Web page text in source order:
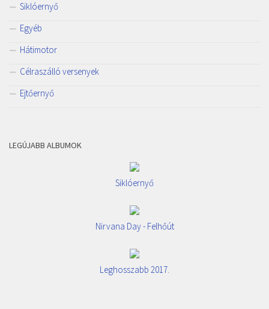
Siklóernyő
Egyéb
Hátimotor
Célraszálló versenyek
Ejtőernyő
LEGÚJABB ALBUMOK
Siklóernyő
Nirvana Day - Felhőút
Leghosszabb 2017.